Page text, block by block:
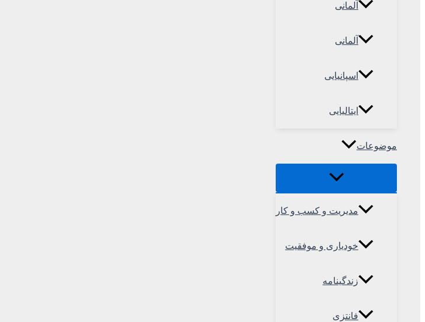
آلمانی
آلمانی
اسپانیایی
ایتالیایی
موضوعات
مدیریت و کسب و کار
خودیاری و موفقیت
زندگینامه
فانتزی